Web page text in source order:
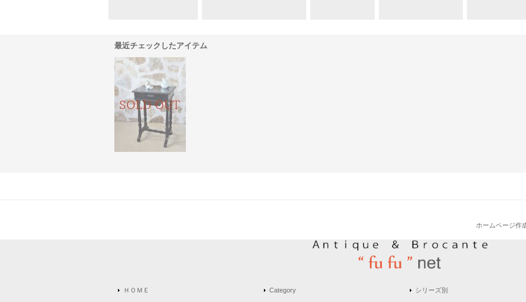
最近チェックしたアイテム
ホームページ作
ＨＯＭＥ Category シリーズ別